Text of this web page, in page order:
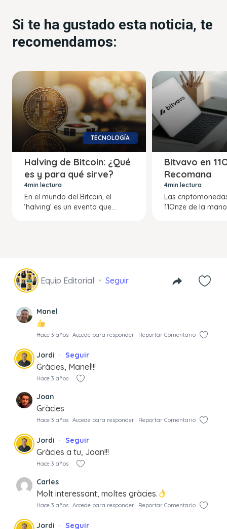
Si te ha gustado esta noticia, te
recomendamos:
TECNOLOGÍA
Halving de Bitcoin: ¿Qué
es y para qué sirve?
4min lectura
En el mundo del Bitcoin, el
‘halving’ es un evento que...
Bitvavo en
Recomana
4min lectura
Las
11Onze de la
Equip Editorial Seguir
Manel
Hace 3 años Accede para responder Reportar Comentario
Jordi Seguir
Gràcies, Manel!!!
Hace 3 años
Joan
Gràcies
Hace 3 años Accede para responder Reportar Comentario
Jordi Seguir
Gràcies a tu, Joan!!!
Hace 3 años
Carles
Molt interessant, moltes gràcies.
Hace 3 años Accede para responder Reportar Comentario
Jordi Seguir